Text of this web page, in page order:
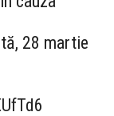
28 martie